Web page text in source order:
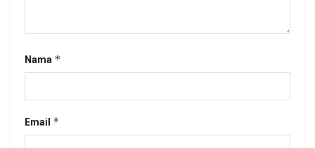
Nama *
Email *